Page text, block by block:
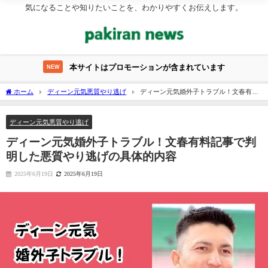
気になることや知りたいことを、わかりやすくお伝えします。
NEW 本サイトはプロモーションが含まれています
ホーム ディーン元気悪質やり逃げ
ディーン元気婚外子トラブル！文春有料
記事で判明した悪質やり逃げの具体的内容
ディーン元気悪質やり逃げ
ディーン元気婚外子トラブル！文春有料記事で判
明した悪質やり逃げの具体的内容
2025年6月19日 2025年6月19日